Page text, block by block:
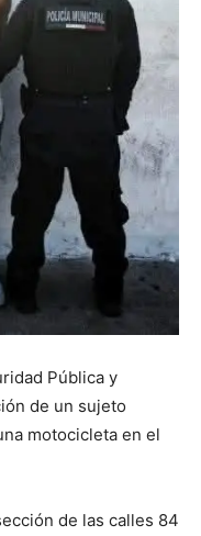
Pública y
de un sujeto
motocicleta en el
de las calles 84